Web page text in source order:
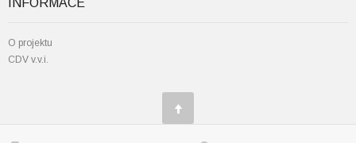
O projektu
CDV v.v.i.